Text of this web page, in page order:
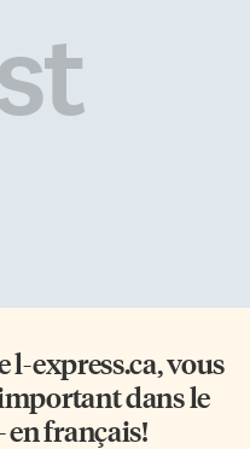
l-express.ca, vous
dans le
français!